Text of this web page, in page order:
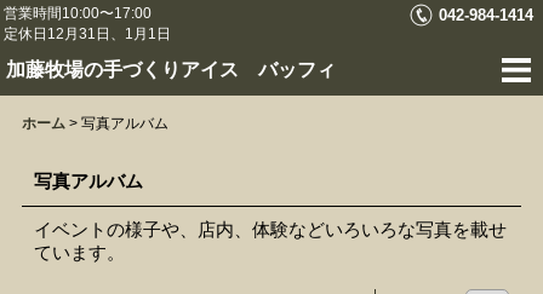
営業時間10:00〜17:00
定休日12月31日、1月1日
042-984-1414
加藤牧場の手づくりアイス バッフィ
ホーム > 写真アルバム
写真アルバム
イベントの様子や、店内、体験などいろいろな写真を載せ
ています。